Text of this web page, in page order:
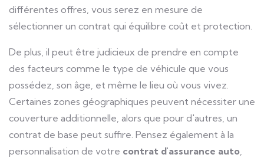
différentes offres, vous serez en mesure de
sélectionner un contrat qui équilibre coût et protection.
De plus, il peut être judicieux de prendre en compte
des facteurs comme le type de véhicule que vous
possédez, son âge, et même le lieu où vous vivez.
Certaines zones géographiques peuvent nécessiter une
couverture additionnelle, alors que pour d'autres, un
contrat de base peut suffire. Pensez également à la
personnalisation de votre contrat d'assurance auto,